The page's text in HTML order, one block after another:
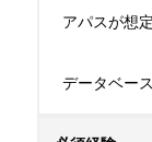
アパスが想
データベー